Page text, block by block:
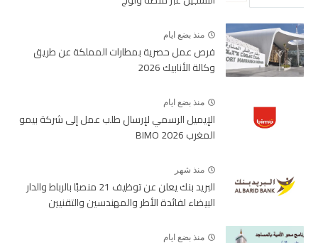
منذ بضع ايام
فرص عمل حصرية بمطارات المملكة عن طريق
وكالة الأنابيك 2026
منذ بضع ايام
الإيميل الرسمي لإرسال طلب عمل إلى شركة بيمو
المغرب BIMO 2026
منذ شهر
البريد بنك يعلن عن توظيف 21 منصبًا بالرباط والدار
البيضاء لفائدة الأطر والمهندسين والتقنيين
منذ بضع ايام